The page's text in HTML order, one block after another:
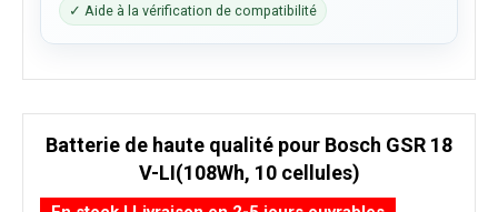
✓ Aide à la vérification de compatibilité
Batterie de haute qualité pour Bosch GSR 18
V-LI(108Wh, 10 cellules)